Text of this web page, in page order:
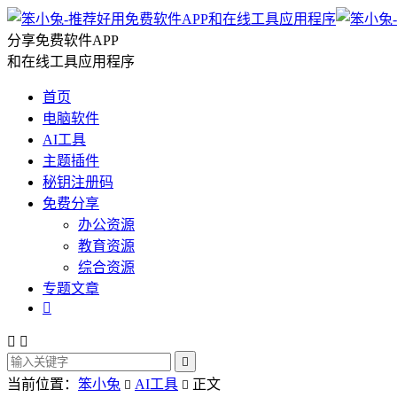
分享免费软件APP
和在线工具应用程序
首页
电脑软件
AI工具
主题插件
秘钥注册码
免费分享
办公资源
教育资源
综合资源
专题文章

 

当前位置： 笨小兔  AI工具  正文